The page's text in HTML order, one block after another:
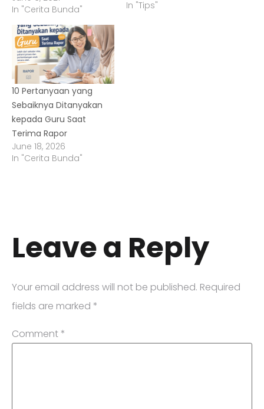
In "Cerita Bunda"
In "Tips"
10 Pertanyaan yang
Sebaiknya Ditanyakan
kepada Guru Saat
Terima Rapor
June 18, 2026
In "Cerita Bunda"
Leave a Reply
Your email address will not be published. Required
fields are marked *
Comment *